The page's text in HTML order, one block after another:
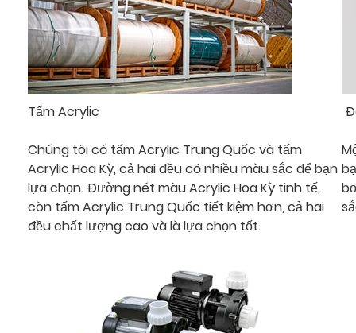
Tấm Acrylic
Chúng tôi có tấm Acrylic Trung Quốc và tấm
Acrylic Hoa Kỳ, cả hai đều có nhiều màu sắc để bạn
lựa chọn. Đường nét màu Acrylic Hoa Kỳ tinh tế,
còn tấm Acrylic Trung Quốc tiết kiệm hơn, cả hai
đều chất lượng cao và là lựa chọn tốt.